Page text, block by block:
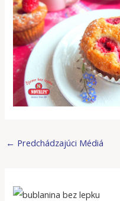
← Predchádzajúci Médiá